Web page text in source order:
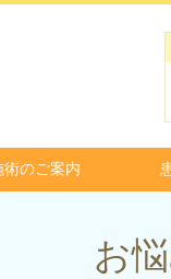
術のご案内
お